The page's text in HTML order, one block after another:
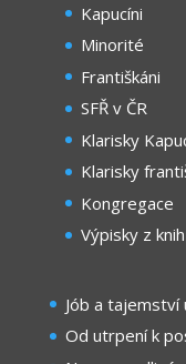
Kapucíni
Minorité
Františkáni
SFŘ v ČR
Klarisky
Klarisky
Kongregace
Výpisky z knih
Jób a tajemství
Od utrpení k